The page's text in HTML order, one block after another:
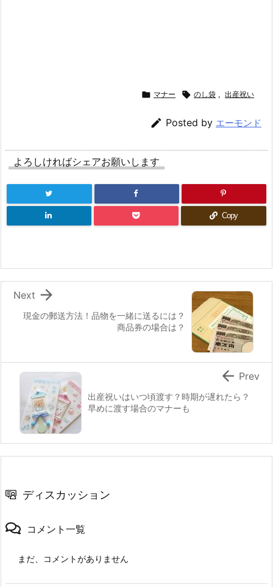
 マナー  のし袋 , 出産祝い
 Posted by エーモンド
よろしければシェアお願いします
Copy
現金の郵送方法！品物を一緒に送るには？
商品券の場合は？

Next
出産祝いはいつ頃渡す？時期が遅れたら？
早めに渡す場合のマナーも
 Prev
ディスカッション
コメント一覧
まだ、コメントがありません